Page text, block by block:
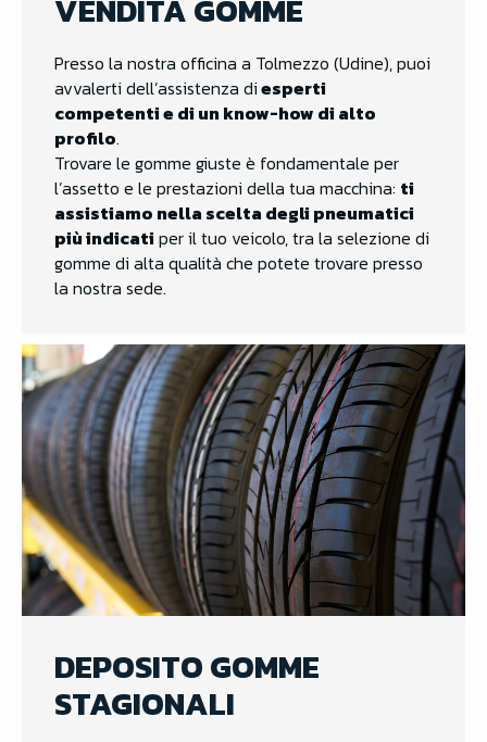
VENDITA GOMME
Presso la nostra officina a Tolmezzo (Udine), puoi
avvalerti dell’assistenza diesperti
competenti e di un know-how di alto
profilo.
Trovare le gomme giuste è fondamentale per
l’assetto e le prestazioni della tua macchina: ti
assistiamo nella scelta degli pneumatici
più indicati per il tuo veicolo, tra la selezione di
gomme di alta qualità che potete trovare presso
la nostra sede.
DEPOSITO GOMME
STAGIONALI